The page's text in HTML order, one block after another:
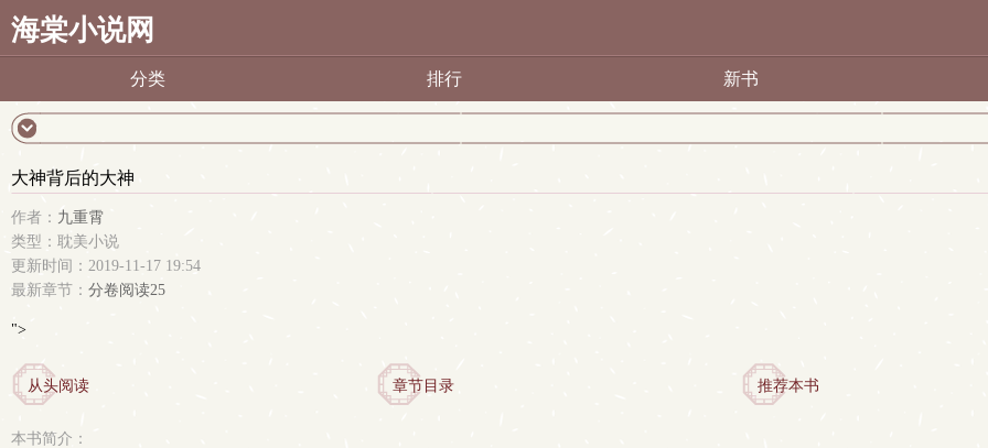
海棠小说网
分类 排行 新书
大神背后的大神
作者： 九重霄
类型：耽美小说
更新时间：2019-11-17 19:54
最新章节： 分卷阅读25
">
从头阅读 章节目录 推荐本书
本书简介：